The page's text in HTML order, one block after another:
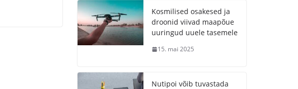
Kosmilised osakesed ja
droonid viivad maapõue
uuringud uuele tasemele
15. mai 2025
Nutipoi võib tuvastada